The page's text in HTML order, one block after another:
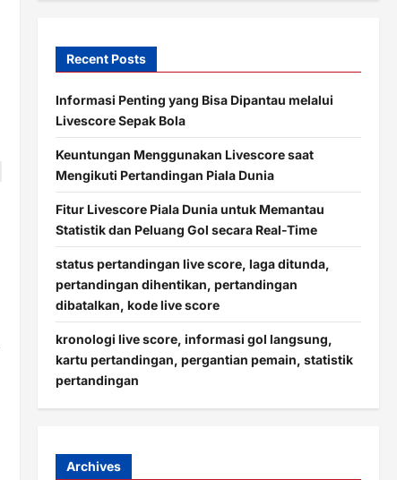
Recent Posts
Informasi Penting yang Bisa Dipantau melalui
Livescore Sepak Bola
Keuntungan Menggunakan Livescore saat
Mengikuti Pertandingan Piala Dunia
Fitur Livescore Piala Dunia untuk Memantau
Statistik dan Peluang Gol secara Real-Time
status pertandingan live score, laga ditunda,
pertandingan dihentikan, pertandingan
dibatalkan, kode live score
kronologi live score, informasi gol langsung,
kartu pertandingan, pergantian pemain, statistik
pertandingan
Archives